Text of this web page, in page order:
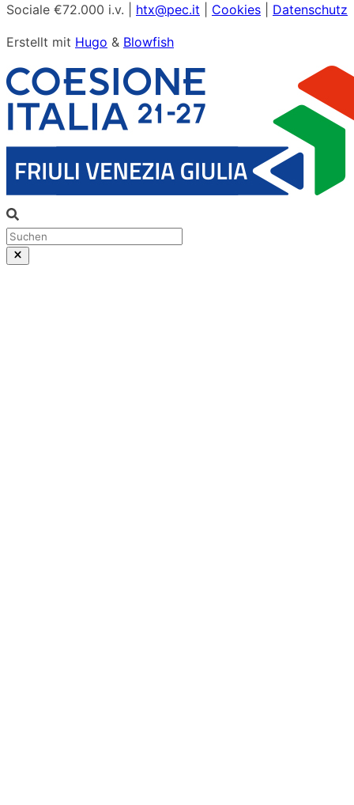
Sociale €72.000 i.v. | htx@pec.it Cookies Datenschutz
Erstellt mit Hugo & Blowfish